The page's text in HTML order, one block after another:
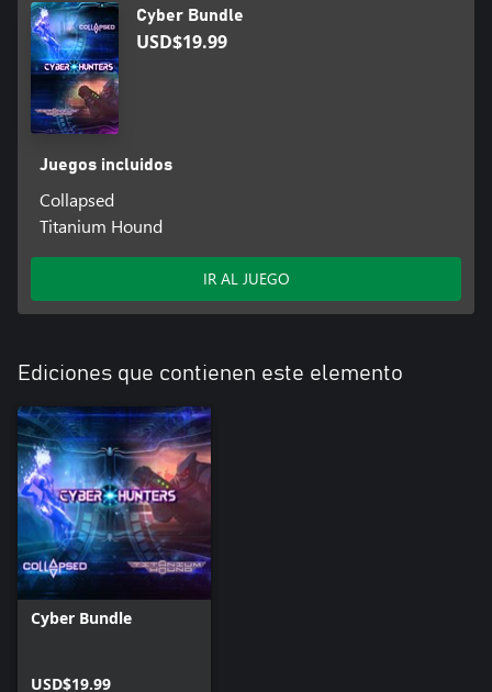
Cyber Bundle
USD$19.99
Juegos incluidos
Collapsed
Titanium Hound
IR AL JUEGO
Ediciones que contienen este elemento
Cyber Bundle
USD$19.99